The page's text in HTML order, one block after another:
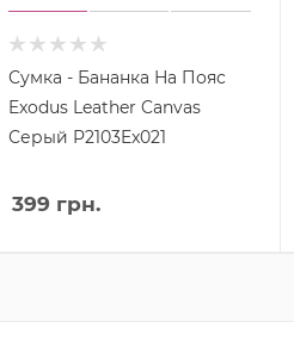
Сумка - Бананка На Пояс
Exodus Leather Canvas
Серый P2103Ex021
399 грн.